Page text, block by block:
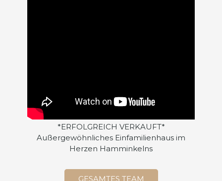
*ERFOLGREICH VERKAUFT*
Außergewöhnliches Einfamilienhaus im
Herzen Hamminkelns
GESAMTES TEAM